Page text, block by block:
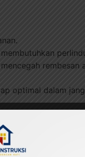
rembesan
optimal dalam